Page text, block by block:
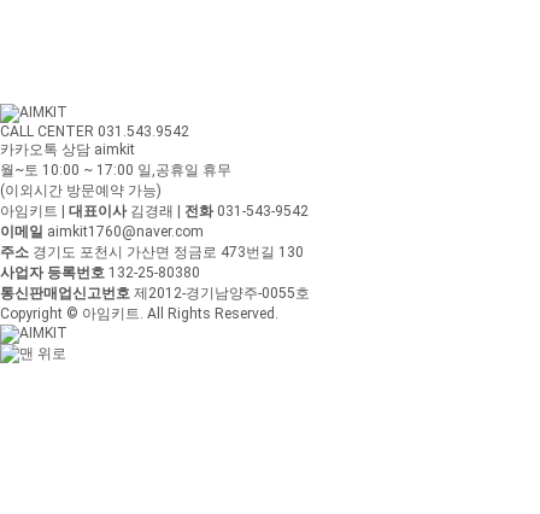
CALL CENTER 031.543.9542
카카오톡 상담 aimkit
월~토 10:00 ~ 17:00 일,공휴일 휴무
(이외시간 방문예약 가능)
아임키트
대표이사김경래 전화031-543-9542
이메일 aimkit1760@naver.com
주소 경기도 포천시 가산면 정금로 473번길 130
사업자 등록번호 132-25-80380
통신판매업신고번호 제2012-경기남양주-0055호
Copyright © 아임키트. All Rights Reserved.